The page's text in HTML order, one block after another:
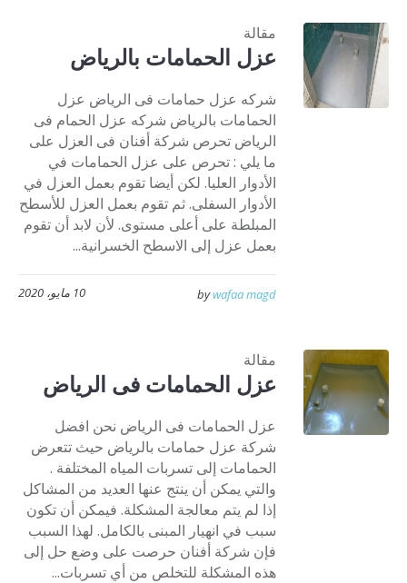
مقالة
عزل الحمامات بالرياض
شركه عزل حمامات فى الرياض عزل
الحمامات بالرياض شركه عزل الحمام فى
الرياض تحرص شركة أفنان فى العزل على
ما يلي : تحرص على عزل الحمامات في
الأدوار العليا. لكن أيضا تقوم بعمل العزل في
الأدوار السفلى. ثم تقوم بعمل العزل للأسطح
المبلطة على أعلى مستوى. لأن لابد أن تقوم
بعمل عزل إلى الاسطح الخسرانية...
10 مايو، 2020 bywafaa magd
مقالة
عزل الحمامات فى الرياض
عزل الحمامات فى الرياض نحن افضل
شركة عزل حمامات بالرياض حيث تتعرض
الحمامات إلى تسربات المياه المختلفة .
والتي يمكن أن ينتج عنها العديد من المشاكل
إذا لم يتم معالجة المشكلة. فيمكن أن تكون
سبب في انهيار المبنى بالكامل. لهذا السبب
فإن شركة أفنان حرصت على وضع حل إلى
هذه المشكلة للتخلص من أي تسربات...